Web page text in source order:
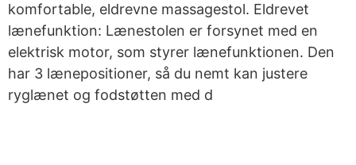
komfortable, eldrevne massagestol. Eldrevet
lænefunktion: Lænestolen er forsynet med en
elektrisk motor, som styrer lænefunktionen. Den
har 3 lænepositioner, så du nemt kan justere
ryglænet og fodstøtten med d